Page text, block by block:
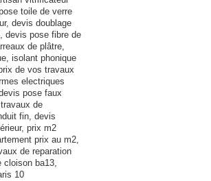
toile de verre
devis doublage
devis pose fibre de
de plâtre,
isolant phonique
de vos travaux
electriques
pose faux
de
fin, devis
prix m2
prix au m2,
de reparation
cloison ba13,
10